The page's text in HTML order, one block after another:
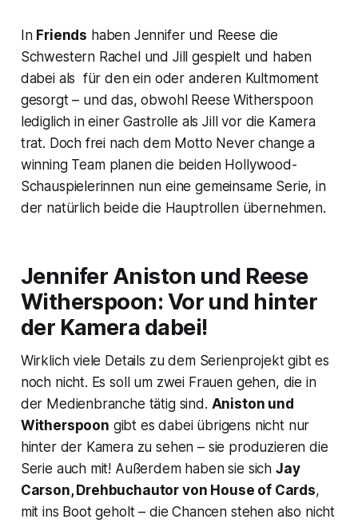
In Friends haben Jennifer und Reese die
Schwestern Rachel und Jill gespielt und haben
dabei als für den ein oder anderen Kultmoment
gesorgt – und das, obwohl Reese Witherspoon
lediglich in einer Gastrolle als Jill vor die Kamera
trat. Doch frei nach dem Motto Never change a
winning Teamplanen die beiden Hollywood-
Schauspielerinnen nun eine gemeinsame Serie, in
der natürlich beide die Hauptrollen übernehmen.
Jennifer Aniston und Reese
Witherspoon: Vor und hinter
der Kamera dabei!
Wirklich viele Details zu dem Serienprojekt gibt es
noch nicht. Es soll um zwei Frauen gehen, die in
der Medienbranche tätig sind. Aniston und
Witherspoon gibt es dabei übrigens nicht nur
hinter der Kamera zu sehen – sie produzieren die
Serie auch mit! Außerdem haben sie sich Jay
Carson, Drehbuchautor von House of Cards,
mit ins Boot geholt – die Chancen stehen also nicht